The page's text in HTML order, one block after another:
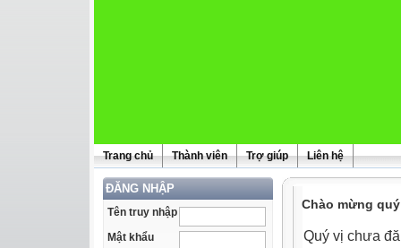
Trang chủ Thành viên Trợ giúp Liên hệ
ĐĂNG NHẬP
Tên truy nhập
Mật khẩu
Chào mừng
Quý vị chưa